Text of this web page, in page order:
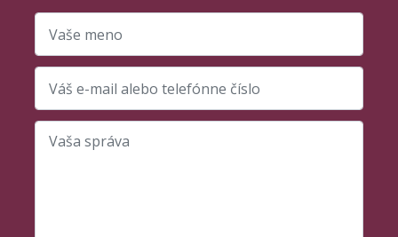
Vaše meno
Váš e-mail alebo telefónne číslo